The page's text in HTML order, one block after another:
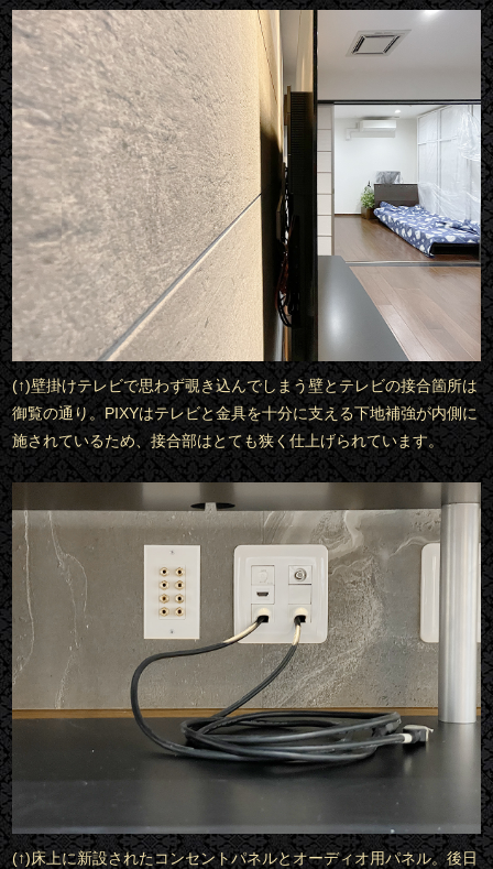
(↑)壁掛けテレビで思わず覗き込んでしまう壁とテレビの接合箇所は
御覧の通り。PIXYはテレビと金具を十分に支える下地補強が内側に
施されているため、接合部はとても狭く仕上げられています。
(↑)床上に新設されたコンセントパネルとオーディオ用パネル。後日